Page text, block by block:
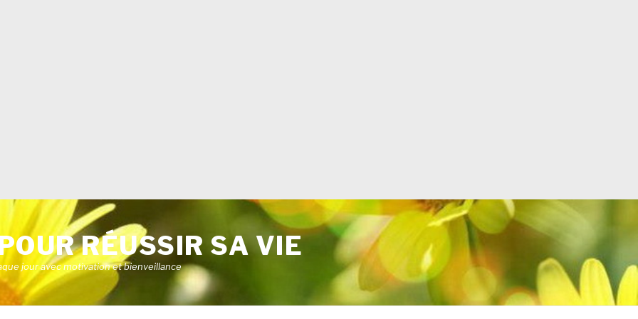
RÉUSSIR SA VIE
jour avec motivation et bienveillance